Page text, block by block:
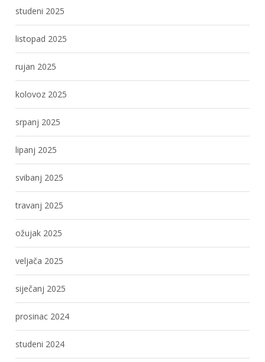
studeni 2025
listopad 2025
rujan 2025
kolovoz 2025
srpanj 2025
lipanj 2025
svibanj 2025
travanj 2025
ožujak 2025
veljača 2025
siječanj 2025
prosinac 2024
studeni 2024